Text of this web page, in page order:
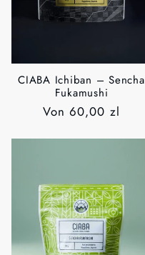
CIABA Ichiban – Sencha
Fukamushi
Normaler
Von60,00 zl